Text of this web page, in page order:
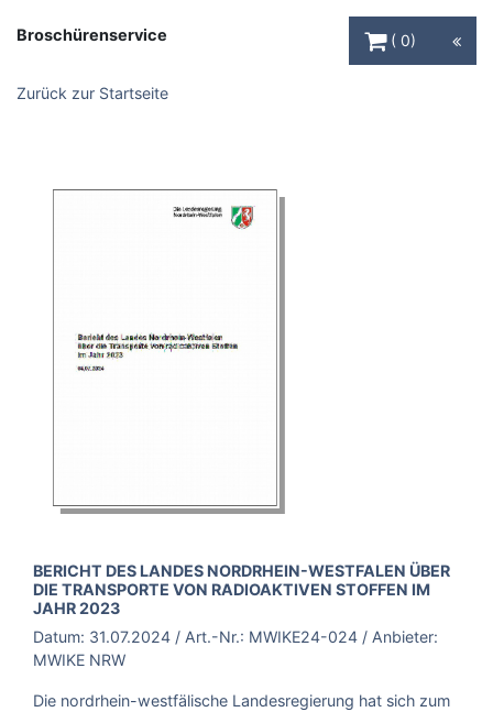
Broschürenservice
0
Zurück zur Startseite
BROSCHÜRE:
BERICHT DES LANDES NORDRHEIN-WESTFALEN ÜBER
DIE TRANSPORTE VON RADIOAKTIVEN STOFFEN IM
JAHR 2023
Datum: 31.07.2024 / Art.-Nr.: MWIKE24-024 / Anbieter:
MWIKE NRW
Die nordrhein-westfälische Landesregierung hat sich zum